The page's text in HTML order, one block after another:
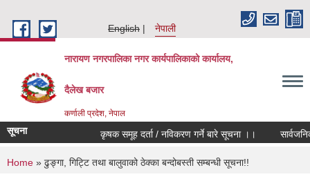
English
नेपाली
नारायण नगरपालिका नगर कार्यपालिकाको कार्यालय,
दैलेख बजार
कर्णाली प्रदेश, नेपाल
सूचना कृषक समूह दर्ता / नविकरण गर्ने बारे सूचना ।। सार्वजनिक
You are here
Home » ढुङ्गा, गिट्टि तथा बालुवाको ठेक्का बन्दोबस्ती सम्बन्धी सूचना!!